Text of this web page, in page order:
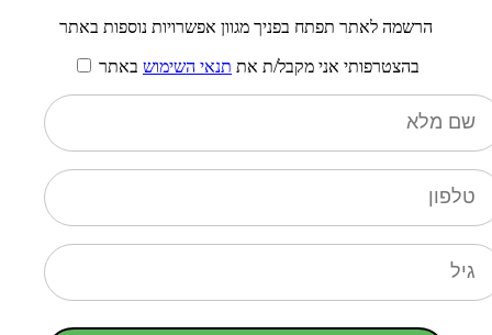
הרשמה לאתר תפתח בפניך מגוון אפשרויות נוספות באתר
בהצטרפותי אני מקבל/ת את תנאי השימוש באתר